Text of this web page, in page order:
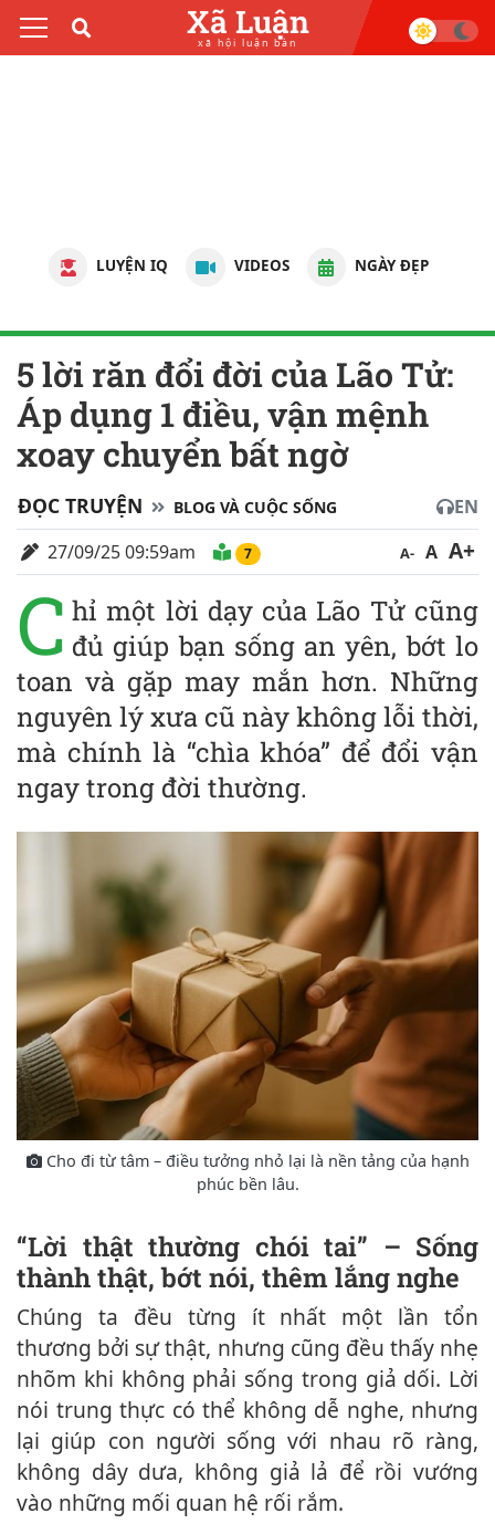
Xã Luận
xã hội luận bàn
LUYỆN IQ VIDEOS NGÀY ĐẸP
5 lời răn đổi đời của Lão Tử:
Áp dụng 1 điều, vận mệnh
xoay chuyển bất ngờ
ĐỌC TRUYỆN BLOG VÀ CUỘC SỐNG
EN
27/09/25 09:59am
7 A- A A+
C hỉ một lời dạy của Lão Tử cũng
đủ giúp bạn sống an yên, bớt lo
toan và gặp may mắn hơn. Những
nguyên lý xưa cũ này không lỗi thời,
mà chính là “chìa khóa” để đổi vận
ngay trong đời thường.
Cho đi từ tâm – điều tưởng nhỏ lại là nền tảng của hạnh
phúc bền lâu.
“Lời thật thường chói tai” – Sống
thành thật, bớt nói, thêm lắng nghe
Chúng ta đều từng ít nhất một lần tổn
thương bởi sự thật, nhưng cũng đều thấy nhẹ
nhõm khi không phải sống trong giả dối. Lời
nói trung thực có thể không dễ nghe, nhưng
lại giúp con người sống với nhau rõ ràng,
không dây dưa, không giả lả để rồi vướng
vào những mối quan hệ rối rắm.